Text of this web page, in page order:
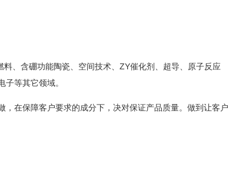
、含硼功能陶瓷、空间技术、ZY催化剂、超导、原子反应
等其它领域。
在保障客户要求的成分下，决对保证产品质量。做到让客户